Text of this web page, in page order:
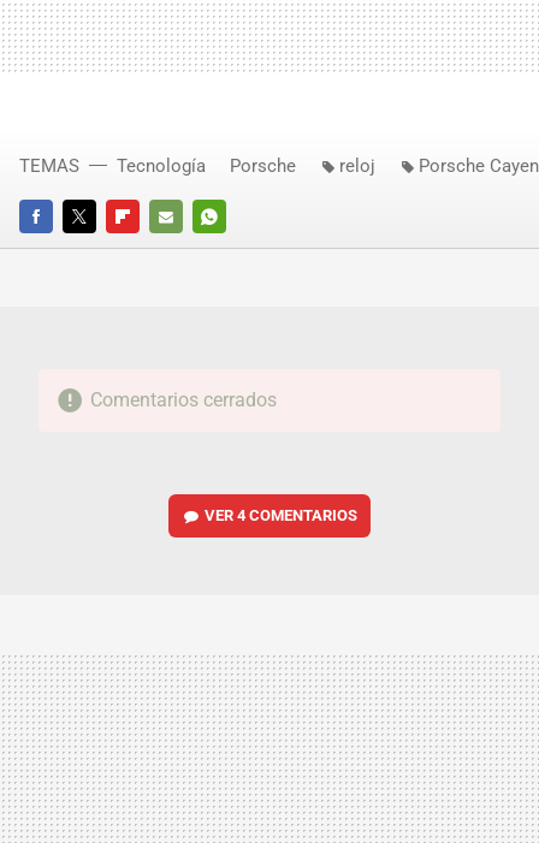
FACEBOOKTWITTERFLIPBOARD
E-
WHATSAPP
TEMAS Tecnología Porsche reloj Porsche
Comentarios cerrados
VER4 COMENTARIOS